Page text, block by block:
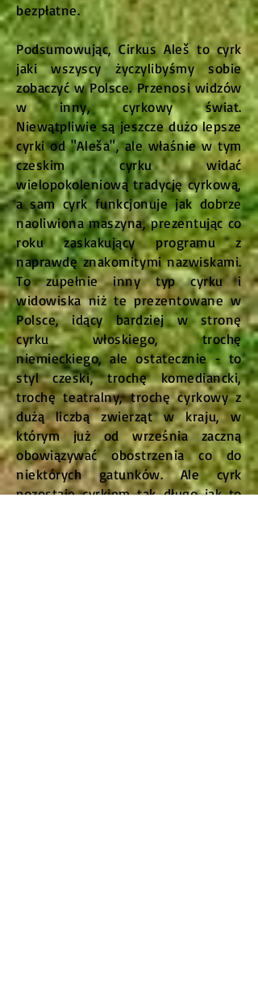
bezpłatne.
Podsumowując, Cirkus Aleš to cyrk
jaki wszyscy życzylibyśmy sobie
zobaczyć w Polsce. Przenosi widzów
w inny, cyrkowy świat.
Niewątpliwie są jeszcze dużo lepsze
cyrki od "Aleša", ale właśnie w tym
czeskim cyrku widać
wielopokoleniową tradycję cyrkową,
a sam cyrk funkcjonuje jak dobrze
naoliwiona maszyna, prezentując co
roku zaskakujący programu z
naprawdę znakomitymi nazwiskami.
To zupełnie inny typ cyrku i
widowiska niż te prezentowane w
Polsce, idący bardziej w stronę
cyrku włoskiego, trochę
niemieckiego, ale ostatecznie - to
styl czeski, trochę komediancki,
trochę teatralny, trochę cyrkowy z
dużą liczbą zwierząt w kraju, w
którym już od września zaczną
obowiązywać obostrzenia co do
niektórych gatunków. Ale cyrk
pozostaje cyrkiem tak długo jak to